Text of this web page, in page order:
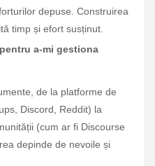
depuse. Construirea
timp și efort susținut.
a-mi gestiona
de la platforme de
Discord, Reddit) la
(cum ar fi Discourse
depinde de nevoile și